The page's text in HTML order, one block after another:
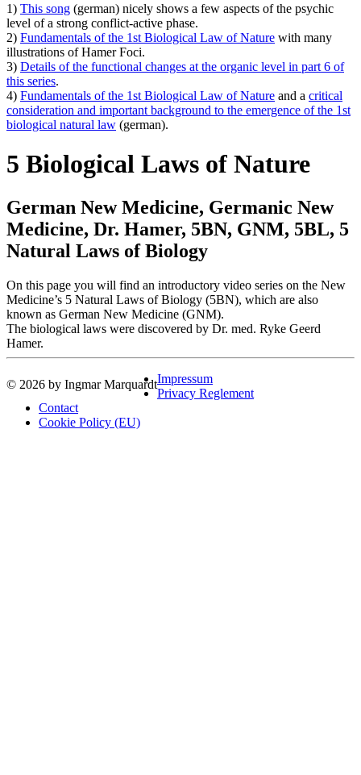
1) This song (german) nicely shows a few aspects of the psychic
level of a strong conflict-active phase.
2) Fundamentals of the 1st Biological Law of Nature with many
illustrations of Hamer Foci.
3) Details of the functional changes at the organic level in part 6 of
this series.
4) Fundamentals of the 1st Biological Law of Nature and a critical
consideration and important background to the emergence of the 1st
biological natural law (german).
5 Biological Laws of Nature
German New Medicine, Germanic New
Medicine, Dr. Hamer, 5BN, GNM, 5BL, 5
Natural Laws of Biology
On this page you will find an introductory video series on the New
Medicine’s 5 Natural Laws of Biology (5BN), which are also
known as German New Medicine (GNM).
The biological laws were discovered by Dr. med. Ryke Geerd
Hamer.
© 2026 by Ingmar MarquardtImpressum
Privacy Reglement
Contact
Cookie Policy (EU)